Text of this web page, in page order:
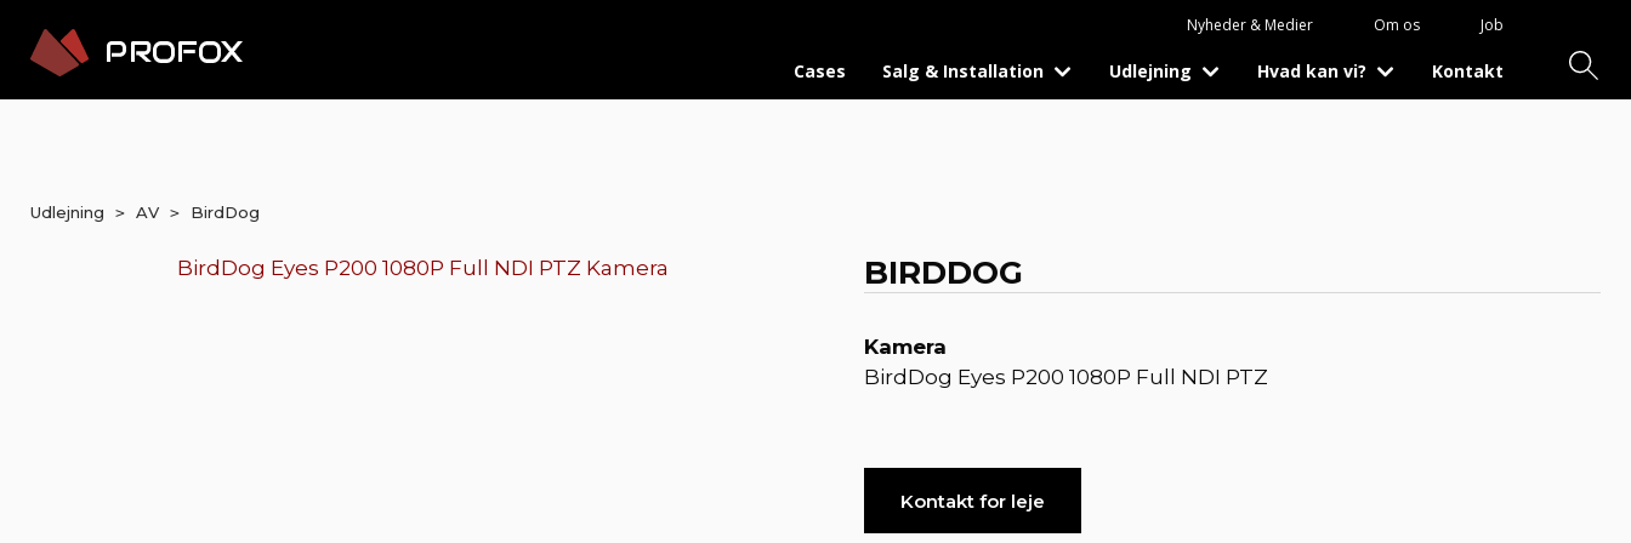
Nyheder & Medier Om os Job
Cases Salg & Installation Udlejning Hvad kan vi? Kontakt
Udlejning > AV > BirdDog
BirdDog Eyes P200 1080P Full NDI PTZ Kamera BIRDDOG
Kamera
BirdDog Eyes P200 1080P Full NDI PTZ
Kontakt for leje